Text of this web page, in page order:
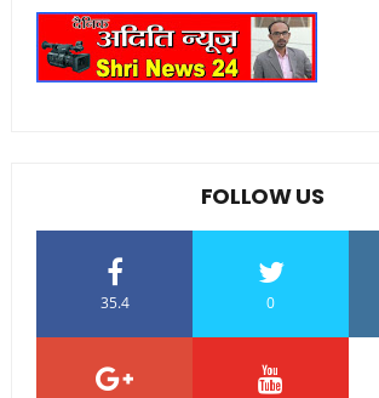
FOLLOW US
35.4 0